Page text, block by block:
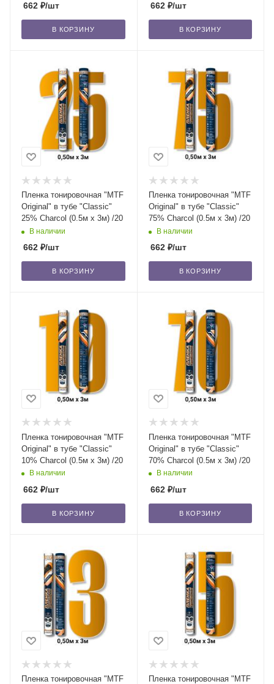
662 ₽/шт
В КОРЗИНУ
662₽/шт
В КОРЗИНУ
Пленка тонировочная "MTF
Original" в тубе "Classic"
25% Сharcol (0.5м х 3м) /20
В наличии
662 ₽/шт
В КОРЗИНУ
Пленка тонировочная "MTF
Original" в тубе "Classic"
75% Сharcol (0.5м х 3м) /20
В наличии
662₽/шт
В КОРЗИНУ
Пленка тонировочная "MTF
Original" в тубе "Classic"
10% Сharcol (0.5м х 3м) /20
В наличии
662 ₽/шт
В КОРЗИНУ
Пленка тонировочная "MTF
Original" в тубе "Classic"
70% Сharcol (0.5м х 3м) /20
В наличии
662₽/шт
В КОРЗИНУ
Пленка тонировочная "MTF
Пленка тонировочная "MTF